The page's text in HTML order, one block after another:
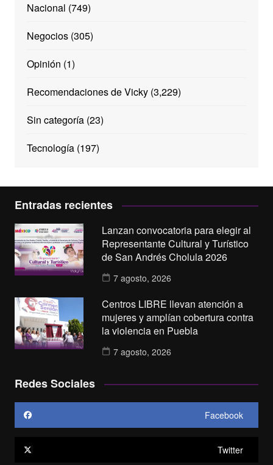
Nacional (749)
Negocios(305)
Opinión (1)
Recomendaciones de Vicky(3,229)
Sin categoría(23)
Tecnología(197)
Entradas recientes
Lanzan convocatoria para elegir al
Representante Cultural y Turístico
de San Andrés Cholula 2026
7 agosto, 2026
Centros LIBRE llevan atención a
mujeres y amplían cobertura contra
la violencia en Puebla
7 agosto, 2026
Redes Sociales
Facebook
Twitter